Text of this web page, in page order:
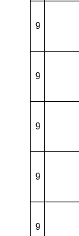
9
9
9
9
9